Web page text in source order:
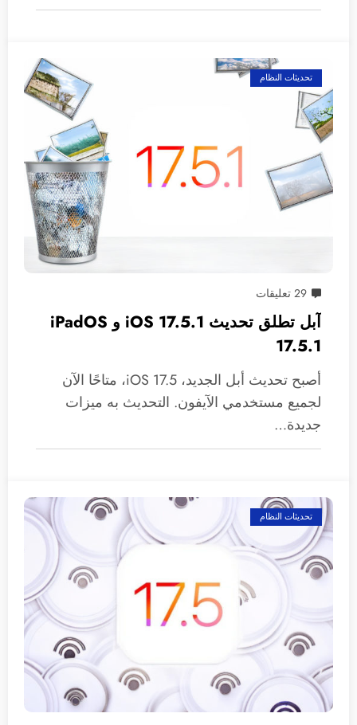
تحديثات النظام
29 تعليقات
آبل تطلق تحديث 17.5.1 iOS و iPadOS
17.5.1
أصبح تحديث أبل الجديد، iOS 17.5، متاحًا الآن
لجميع مستخدمي الآيفون. التحديث به ميزات
جديدة…
تحديثات النظام